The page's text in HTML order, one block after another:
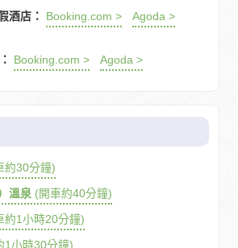
酒店：
Booking.com >
Agoda >
Booking.com > Agoda >
約30分鐘)
溫泉 (開車約40分鐘)
約1小時20分鐘)
1小時30分鐘)